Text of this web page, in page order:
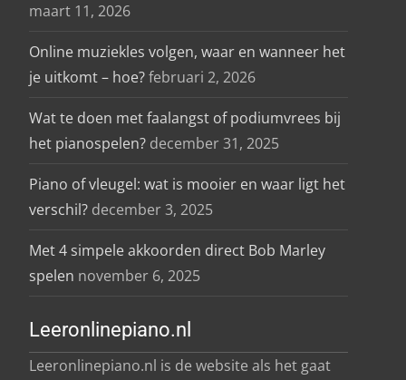
maart 11, 2026
Online muziekles volgen, waar en wanneer het
je uitkomt – hoe?februari 2, 2026
Wat te doen met faalangst of podiumvrees bij
het pianospelen? december 31, 2025
Piano of vleugel: wat is mooier en waar ligt het
verschil? december 3, 2025
Met 4 simpele akkoorden direct Bob Marley
spelen november 6, 2025
Leeronlinepiano.nl
Leeronlinepiano.nl is de website als het gaat